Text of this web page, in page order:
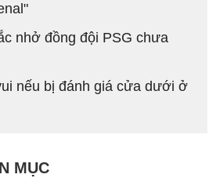
nhở đồng đội PSG chưa
nếu bị đánh giá cửa dưới ở
MỤC